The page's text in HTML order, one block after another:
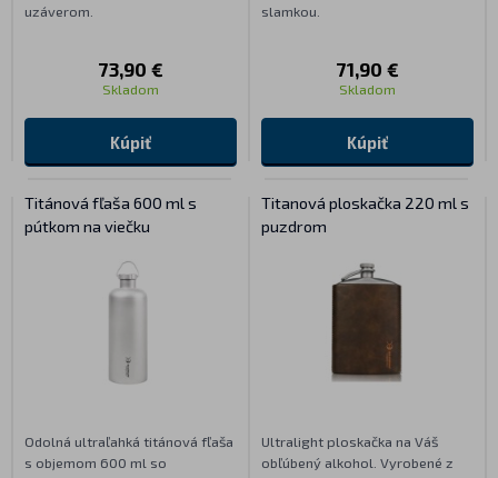
uzáverom.
73,90 €
Skladom
Kúpiť
slamkou.
71,90 €
Skladom
Kúpiť
Titánová fľaša 600 ml s
pútkom na viečku
Odolná ultraľahká titánová fľaša
s objemom 600 ml so
Titanová ploskačka 220 ml s
puzdrom
Ultralight ploskačka na Váš
obľúbený alkohol. Vyrobené z